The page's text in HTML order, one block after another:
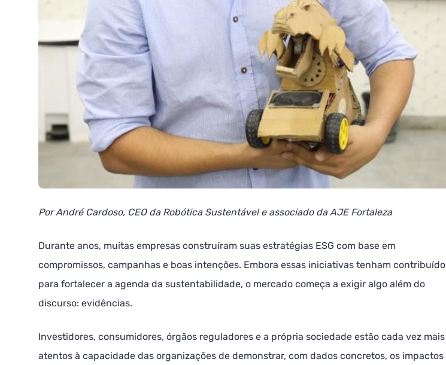
Por André Cardoso, CEO da Robótica Sustentável e associado da AJE Fortaleza
Durante anos, muitas empresas construíram suas estratégias ESG com base em
compromissos, campanhas e boas intenções. Embora essas iniciativas tenham contribuído
para fortalecer a agenda da sustentabilidade, o mercado começa a exigir algo além do
discurso: evidências.
Investidores, consumidores, órgãos reguladores e a própria sociedade estão cada vez mais
atentos à capacidade das organizações de demonstrar, com dados concretos, os impactos